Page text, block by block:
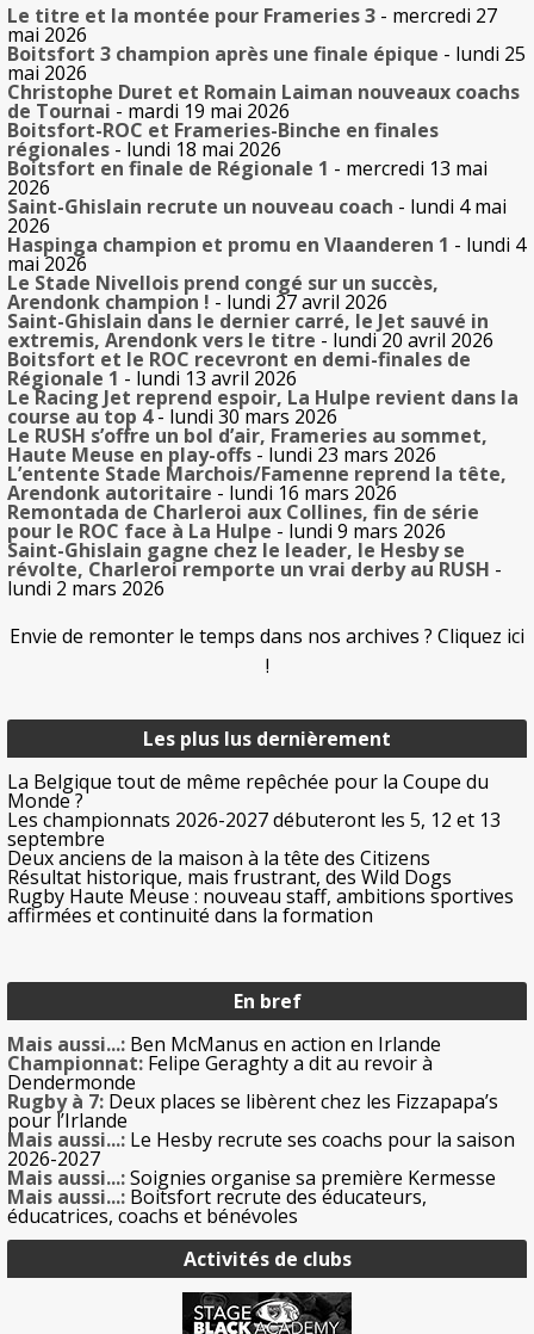
Les plus lus dernièrement
La Belgique tout de même repêchée pour la Coupe du
Monde ?
Les championnats 2026-2027 débuteront les 5, 12 et 13
septembre
Deux anciens de la maison à la tête des Citizens
Résultat historique, mais frustrant, des Wild Dogs
Rugby Haute Meuse : nouveau staff, ambitions sportives
affirmées et continuité dans la formation
Le titre et la montée pour Frameries 3 - mercredi 27
mai 2026
Boitsfort 3 champion après une finale épique - lundi 25
mai 2026
Christophe Duret et Romain Laiman nouveaux coachs
de Tournai - mardi 19 mai 2026
Boitsfort-ROC et Frameries-Binche en finales
régionales - lundi 18 mai 2026
Boitsfort en finale de Régionale 1 - mercredi 13 mai
2026
Saint-Ghislain recrute un nouveau coach - lundi 4 mai
2026
Haspinga champion et promu en Vlaanderen 1 - lundi 4
mai 2026
Le Stade Nivellois prend congé sur un succès,
Arendonk champion ! - lundi 27 avril 2026
Saint-Ghislain dans le dernier carré, le Jet sauvé in
extremis, Arendonk vers le titre - lundi 20 avril 2026
Boitsfort et le ROC recevront en demi-finales de
Régionale 1 - lundi 13 avril 2026
Le Racing Jet reprend espoir, La Hulpe revient dans la
course au top 4- lundi 30 mars 2026
Le RUSH s’offre un bol d’air, Frameries au sommet,
Haute Meuse en play-offs - lundi 23 mars 2026
L’entente Stade Marchois/Famenne reprend la tête,
Arendonk autoritaire - lundi 16 mars 2026
Remontada de Charleroi aux Collines, fin de série
pour le ROC face à La Hulpe - lundi 9 mars 2026
Saint-Ghislain gagne chez le leader, le Hesby se
révolte, Charleroi remporte un vrai derby au RUSH -
lundi 2 mars 2026
Envie de remonter le temps dans nos archives ? Cliquez ici
!
En bref
Mais aussi...: Ben McManus en action en Irlande
Championnat: Felipe Geraghty a dit au revoir à
Dendermonde
Rugby à 7: Deux places se libèrent chez les Fizzapapa’s
pour l’Irlande
Mais aussi...: Le Hesby recrute ses coachs pour la saison
2026-2027
Mais aussi...:Soignies organise sa première Kermesse
Mais aussi...: Boitsfort recrute des éducateurs,
éducatrices, coachs et bénévoles
Activités de clubs